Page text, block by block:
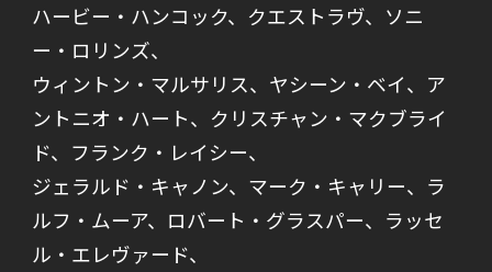
ハービー・ハンコック、クエストラヴ、ソニ
ー・ロリンズ、
ウィントン・マルサリス、ヤシーン・ベイ、ア
ントニオ・ハート、クリスチャン・マクブライ
ド、フランク・レイシー、
ジェラルド・キャノン、マーク・キャリー、ラ
ルフ・ムーア、ロバート・グラスパー、ラッセ
ル・エレヴァード、